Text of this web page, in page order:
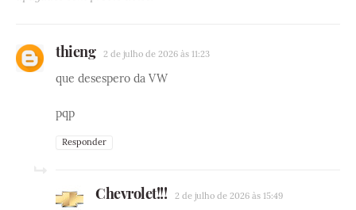
thieng 2 de julho de 2026 às 11:23
que desespero da VW
pqp
Responder
Chevrolet!!! 2 de julho de 2026 às 15:49